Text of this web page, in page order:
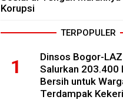
Korupsi
TERPOPULER
Dinsos Bogor-
Salurkan 203.400
Bersih untuk
Terdampak